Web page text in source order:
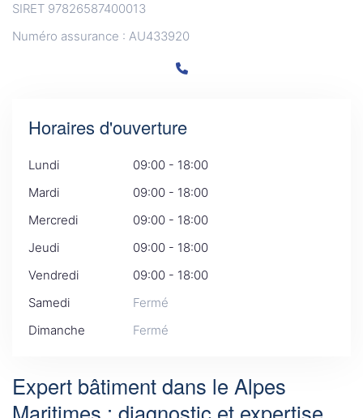
SIRET 97826587400013
Numéro assurance : AU433920
Horaires d'ouverture
Lundi
09:00 - 18:00
Mardi
09:00 - 18:00
Mercredi
09:00 - 18:00
Jeudi
09:00 - 18:00
Vendredi
09:00 - 18:00
Samedi
Fermé
Dimanche
Fermé
Expert bâtiment dans le Alpes